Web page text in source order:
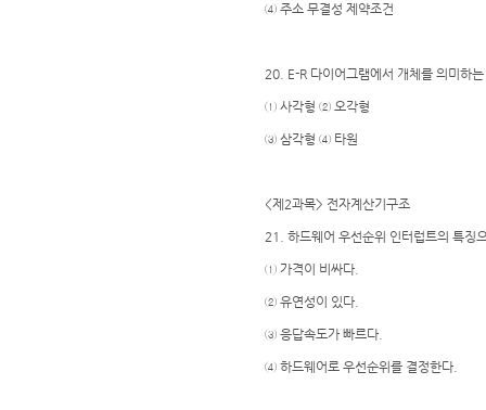
④ 주소 무결성 제약조건
20. E-R 다이어그램에서 개체를 의미하
① 사각형 ② 오각형
③ 삼각형 ④ 타원
<제2과목> 전자계산기구조
21. 하드웨어 우선순위 인터럽트의 특징
① 가격이 비싸다.
② 유연성이 있다.
③ 응답속도가 빠르다.
④ 하드웨어로 우선순위를 결정한다.